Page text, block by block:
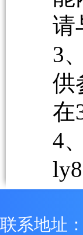
请
3
供
在
4
联系地址